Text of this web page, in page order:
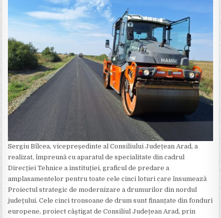
Sergiu Bîlcea, vicepreședinte al Consiliului Județean Arad, a
realizat, împreună cu aparatul de specialitate din cadrul
Direcției Tehnice a instituției, graficul de predare a
amplasamentelor pentru toate cele cinci loturi care însumează
Proiectul strategic de modernizare a drumurilor din nordul
județului. Cele cinci tronsoane de drum sunt finanțate din fonduri
europene, proiect câștigat de Consiliul Județean Arad, prin